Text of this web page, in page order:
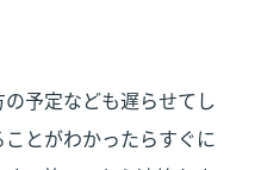
予定なども遅らせてし
とがわかったらすぐに